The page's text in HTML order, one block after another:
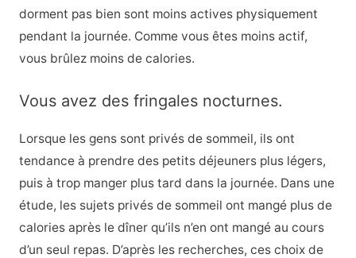
dorment pas bien sont moins actives physiquement
pendant la journée. Comme vous êtes moins actif,
vous brûlez moins de calories.
Vous avez des fringales nocturnes.
Lorsque les gens sont privés de sommeil, ils ont
tendance à prendre des petits déjeuners plus légers,
puis à trop manger plus tard dans la journée. Dans une
étude, les sujets privés de sommeil ont mangé plus de
calories après le dîner qu’ils n’en ont mangé au cours
d’un seul repas. D’après les recherches, ces choix de